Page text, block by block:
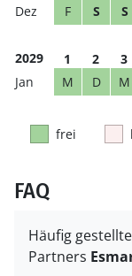
F
S S
2029 1 2 3
M
D M
frei
FAQ
Häufig
Partners